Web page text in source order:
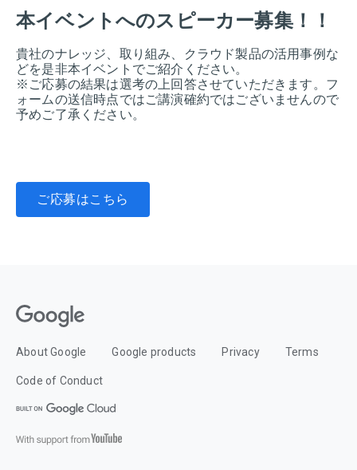
本イベントへのスピーカー募集！！
貴社のナレッジ、取り組み、クラウド製品の活用事例な
どを是非本イベントでご紹介ください。
※ご応募の結果は選考の上回答させていただきます。フ
ォームの送信時点ではご講演確約ではございませんので
予めご了承ください。
ご応募はこちら
About Google Google products Privacy Terms
Code of Conduct